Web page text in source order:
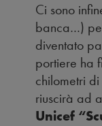
Ci sono
banca…)
diventato
portiere ha
chilometri
riuscirà ad
Unicef